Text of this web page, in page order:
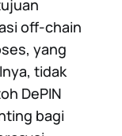
off-chain
yang
tidak
DePIN
bagi